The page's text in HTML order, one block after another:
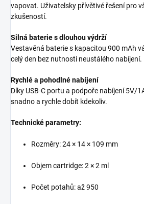
vapovat. Uživatelsky přívětivé řešení pro
zkušeností.
Silná baterie s dlouhou výdrží
Vestavěná baterie s kapacitou 900 mAh
celý den bez nutnosti neustálého nabíjení.
Rychlé a pohodlné nabíjení
Díky USB-C portu a podpoře nabíjení 5V/
snadno a rychle dobít kdekoliv.
Technické parametry:
Rozměry: 24 × 14 × 109 mm
Objem cartridge: 2 × 2 ml
Počet potahů: až 950